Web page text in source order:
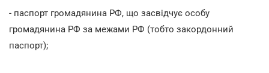
- паспорт громадянина РФ, що засвідчує особу
громадянина РФ за межами РФ (тобто закордонний
паспорт);